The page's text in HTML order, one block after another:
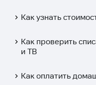
Как узнать
Как проверить
и ТВ
Как оплатить